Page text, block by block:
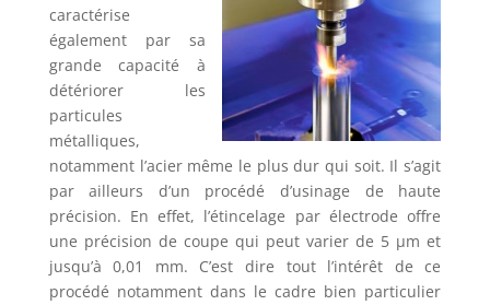
caractérise
également par sa
grande capacité à
détériorer les
particules
métalliques,
notamment l’acier même le plus dur qui soit. Il s’agit
par ailleurs d’un procédé d’usinage de haute
précision. En effet, l’étincelage par électrode offre
une précision de coupe qui peut varier de 5 µm et
jusqu’à 0,01 mm. C’est dire tout l’intérêt de ce
procédé notamment dans le cadre bien particulier